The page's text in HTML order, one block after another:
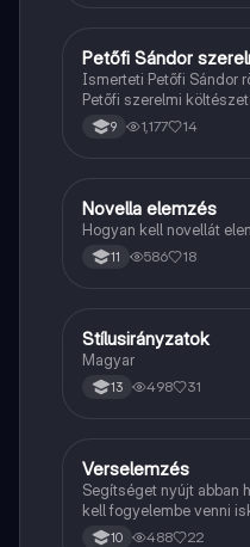
Magyar
Petőfi Sándor
Ismerteti Petőfi Sándor
Petőfi szerelmi
vereseinek ihletőit és
költészetére.
9 1,177 14
Magyar
Novella elemzés
Hogyan kell novellát
11 586 18
Magyar
Stílusirányzatok
Magyar
13 498 31
Magyar
Verselemzés
Segítséget nyújt abban
kell fogyelembe venni
sikeres dolgozathoz.
10 488 22